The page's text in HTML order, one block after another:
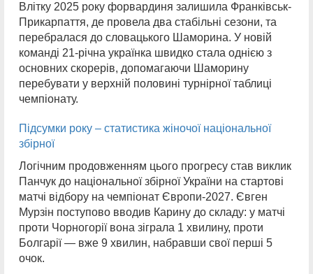
Влітку 2025 року форвардиня залишила Франківськ-
Прикарпаття, де провела два стабільні сезони, та
перебралася до словацького Шаморина. У новій
команді 21-річна українка швидко стала однією з
основних скорерів, допомагаючи Шаморину
перебувати у верхній половині турнірної таблиці
чемпіонату.
Підсумки року – статистика жіночої національної
збірної
Логічним продовженням цього прогресу став виклик
Панчук до національної збірної України на стартові
матчі відбору на чемпіонат Європи-2027. Євген
Мурзін поступово вводив Карину до складу: у матчі
проти Чорногорії вона зіграла 1 хвилину, проти
Болгарії — вже 9 хвилин, набравши свої перші 5
очок.